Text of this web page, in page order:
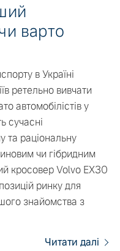
варто
в Україні
ретельно вивчати
автомобілістів у
сучасні
та раціональну
чи гібридним
кросовер Volvo EX30
ринку для
знайомства з
Читати далі